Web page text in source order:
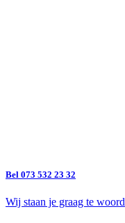
Bel 073 532 23 32
Wij staan je graag te woord